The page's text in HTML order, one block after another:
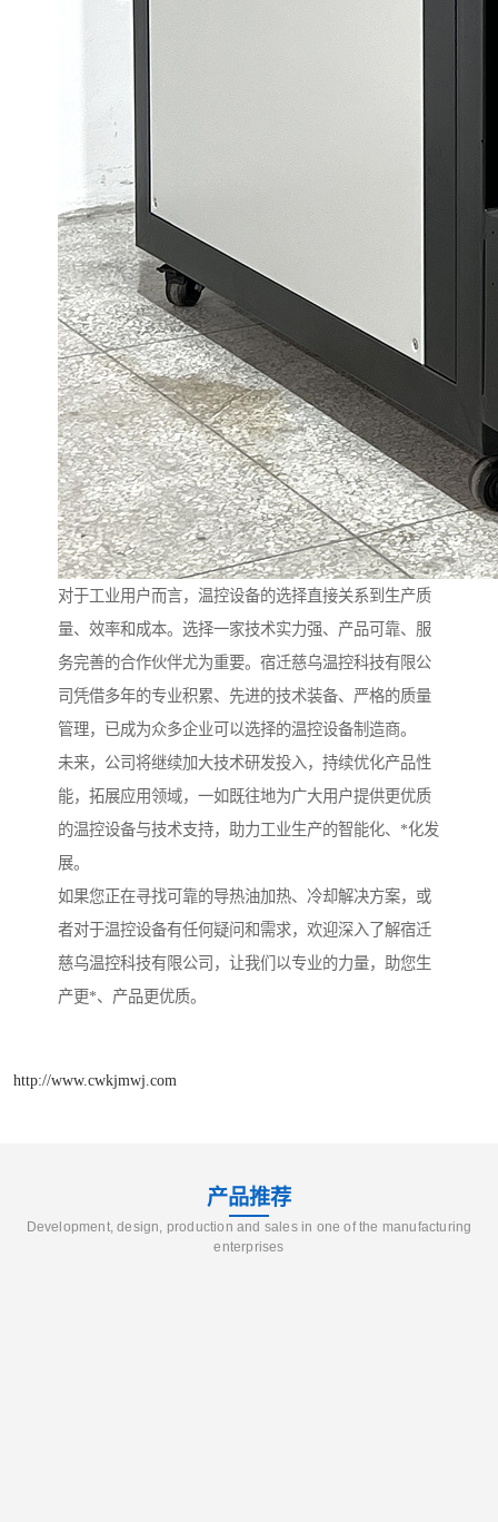
对于工业用户而言，温控设备的选择直接关系到生产质
量、效率和成本。选择一家技术实力强、产品可靠、服
务完善的合作伙伴尤为重要。宿迁慈乌温控科技有限公
司凭借多年的专业积累、先进的技术装备、严格的质量
管理，已成为众多企业可以选择的温控设备制造商。
未来，公司将继续加大技术研发投入，持续优化产品性
能，拓展应用领域，一如既往地为广大用户提供更优质
的温控设备与技术支持，助力工业生产的智能化、*化发
展。
如果您正在寻找可靠的导热油加热、冷却解决方案，或
者对于温控设备有任何疑问和需求，欢迎深入了解宿迁
慈乌温控科技有限公司，让我们以专业的力量，助您生
产更*、产品更优质。
http://www.cwkjmwj.com
产品推荐
Development, design, production and sales in one of the manufacturing
enterprises